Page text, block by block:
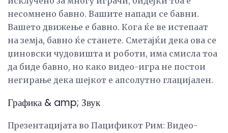
несомнено бавно. Вашите напади се бавни.
Вашето движење е бавно. Кога ќе ве истепаат
на земја, бавно ќе станете. Сметајќи дека ова се
џиновски чудовишта и роботи, има смисла тоа
да биде бавно, но како видео-игра не постои
негирање дека шејкот е апсолутно глацијален.
Графика & amp; Звук
Презентацијата во Пацификот Рим: Видео-